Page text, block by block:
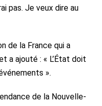
pas. Je veux dire au
de la France qui a
a ajouté : « L’État doit
».
de la Nouvelle-